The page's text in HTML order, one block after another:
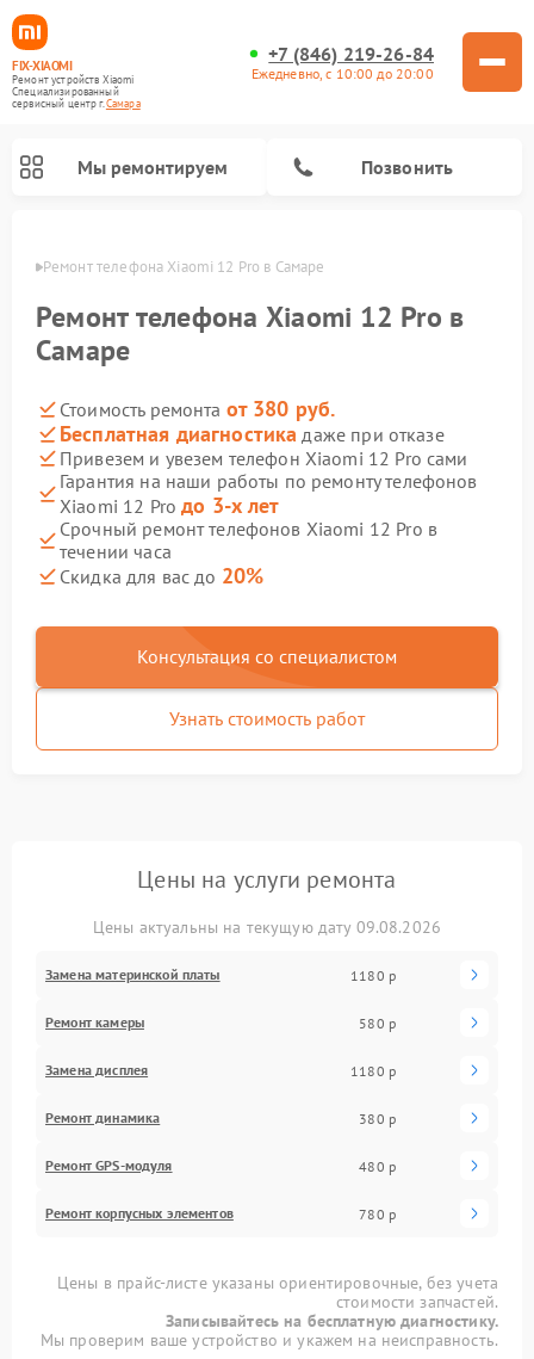
FIX-XIAOMI
Ремонт устройств Xiaomi
Специализированный
cервисный центр г.Самара
+7 (846) 219-26-84
Ежедневно, с 10:00 до 20:00
Мы ремонтируем Позвонить
Ремонт телефона Xiaomi 12 Pro в Самаре
Ремонт телефона Xiaomi 12 Pro в
Самаре
Стоимость ремонта от 380 руб.
Бесплатная диагностика даже при отказе
Привезем и увезем телефон Xiaomi 12 Pro сами
Гарантия на наши работы по ремонту телефонов
Xiaomi 12 Proдо 3-х лет
Срочный ремонт телефонов Xiaomi 12 Pro в
течении часа
Скидка для вас до 20%
Консультация со специалистом
Узнать стоимость работ
Цены на услуги ремонта
Цены актуальны на текущую дату 09.08.2026
Замена материнской платы 1180 р
Ремонт камеры 580 р
Замена дисплея 1180 р
Ремонт динамика 380 р
Ремонт GPS-модуля 480 р
Ремонт корпусных элементов 780 р
Цены в прайс-листе указаны ориентировочные, без учета
стоимости запчастей.
Записывайтесь на бесплатную диагностику.
Мы проверим ваше устройство и укажем на неисправность.